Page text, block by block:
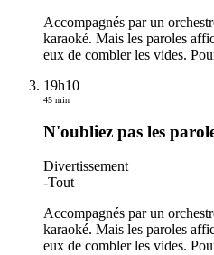
Accompagnés par un
karaoké. Mais les paroles
eux de combler les vides.
19h10
45 min
N'oubliez pas les
Divertissement
-Tout
Accompagnés par un
karaoké. Mais les paroles
eux de combler les vides.